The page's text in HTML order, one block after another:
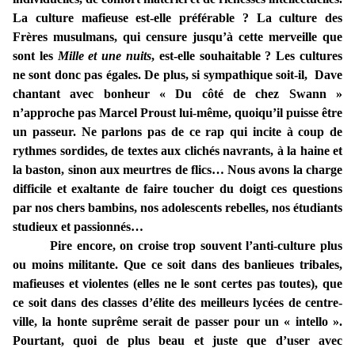
La culture mafieuse est-elle préférable ? La culture des
Frères musulmans, qui censure jusqu’à cette merveille que
sont les Mille et une nuits, est-elle souhaitable ? Les cultures
ne sont donc pas égales. De plus, si sympathique soit-il, Dave
chantant avec bonheur « Du côté de chez Swann »
n’approche pas Marcel Proust lui-même, quoiqu’il puisse être
un passeur. Ne parlons pas de ce rap qui incite à coup de
rythmes sordides, de textes aux clichés navrants, à la haine et
la baston, sinon aux meurtres de flics… Nous avons la charge
difficile et exaltante de faire toucher du doigt ces questions
par nos chers bambins, nos adolescents rebelles, nos étudiants
studieux et passionnés…
Pire encore, on croise trop souvent l’anti-culture plus
ou moins militante. Que ce soit dans des banlieues tribales,
mafieuses et violentes (elles ne le sont certes pas toutes), que
ce soit dans des classes d’élite des meilleurs lycées de centre-
ville, la honte suprême serait de passer pour un « intello ».
Pourtant, quoi de plus beau et juste que d’user avec